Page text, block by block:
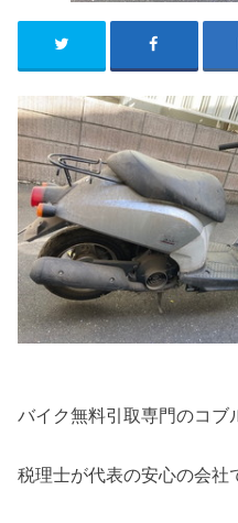
バイク無料引取専門のコブ
税理士が代表の安心の会社